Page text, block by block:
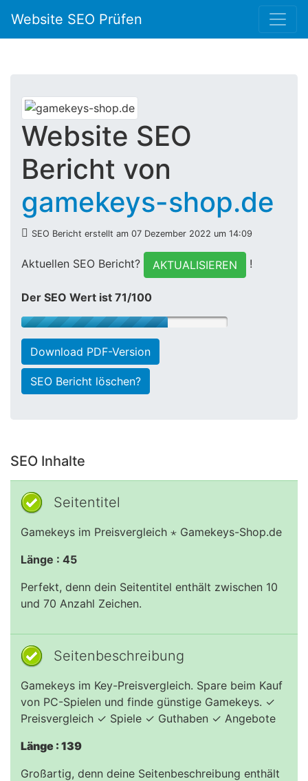
Website SEO Prüfen
Website SEO
Bericht von
gamekeys-shop.de
SEO Bericht erstellt am 07 Dezember 2022 um 14:09
Aktuellen SEO Bericht? AKTUALISIEREN !
Der SEO Wert ist 71/100
Download PDF-Version
SEO Bericht löschen?
SEO Inhalte
Seitentitel
Gamekeys im Preisvergleich ⋆ Gamekeys-Shop.de
Länge : 45
Perfekt, denn dein Seitentitel enthält zwischen 10
und 70 Anzahl Zeichen.
Seitenbeschreibung
Gamekeys im Key-Preisvergleich. Spare beim Kauf
von PC-Spielen und finde günstige Gamekeys. ✓
Preisvergleich ✓ Spiele ✓ Guthaben ✓ Angebote
Länge : 139
Großartig, denn deine Seitenbeschreibung enthält